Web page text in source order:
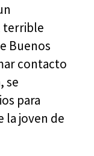
terrible
Buenos
contacto
se
para
la joven de